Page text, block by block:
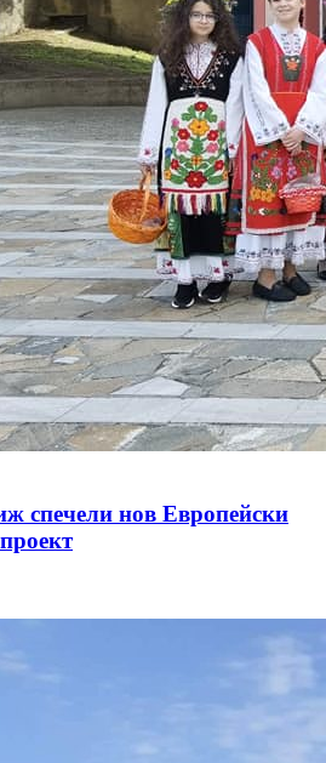
спечели нов Европейски